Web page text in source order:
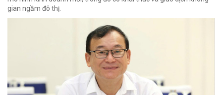
gian ngầm đô thị.